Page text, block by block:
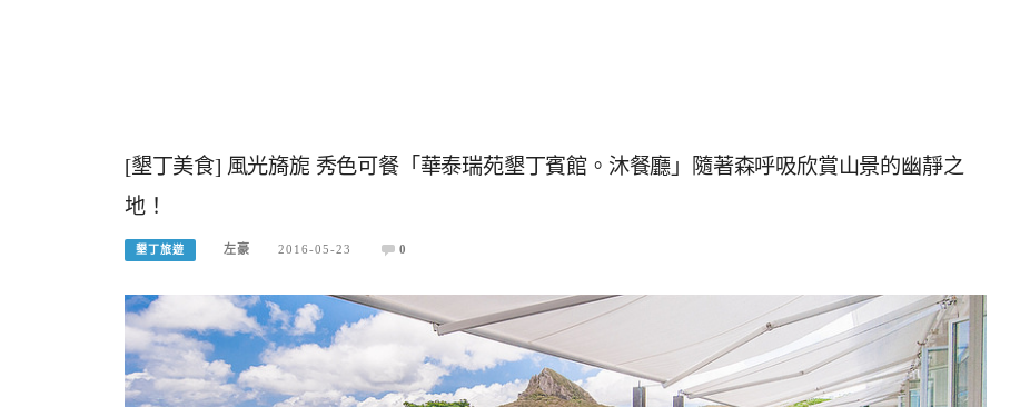
[墾丁美食] 風光旖旎 秀色可餐「華泰瑞苑墾丁賓館。沐餐廳」隨著森呼吸欣賞山景的幽靜之
地！
墾丁旅遊 左豪 2016-05-23 0